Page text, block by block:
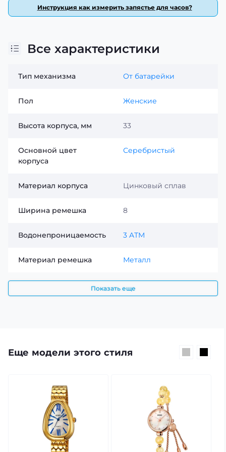
Инструкция как измерить запястье для часов?
Все характеристики
Тип механизма От батарейки
Пол Женские
Высота корпуса, мм 33
Основной цвет
корпуса
Серебристый
Материал корпуса Цинковый сплав
Ширина ремешка 8
Водонепроницаемость 3 ATM
Материал ремешка Металл
Показать еще
Еще модели этого стиля